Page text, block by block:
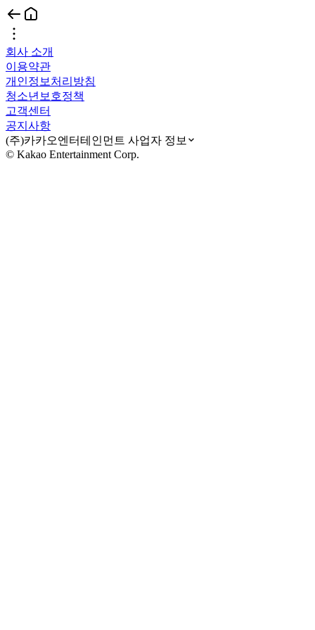
회사 소개
이용약관
개인정보처리방침
청소년보호정책
고객센터
공지사항
(주)카카오엔터테인먼트 사업자 정보
© Kakao Entertainment Corp.